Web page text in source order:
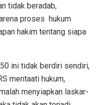
tidak beradab,
proses hukum
hakim tentang siapa
ini tidak berdiri sendiri,
mentaati hukum,
menyiapkan laskar-